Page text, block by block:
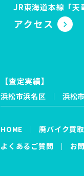
JR東海道本線「天
【査定実績】
浜松市浜名区 浜松
HOME 廃バイク買
よくあるご質問
お